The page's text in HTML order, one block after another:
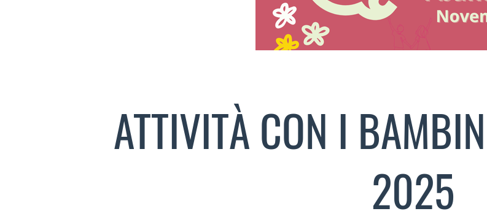
ATTIVITÀ CON I
2025